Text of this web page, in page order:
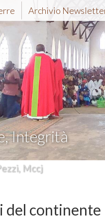
Archivio
Integrità
Mccj
del continente